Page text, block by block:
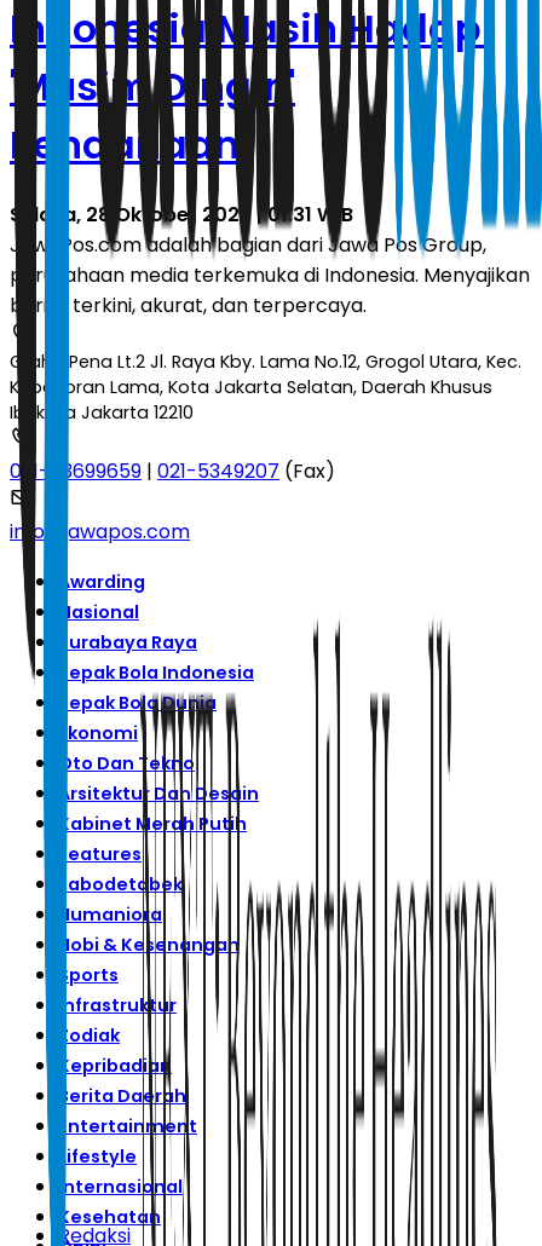
Indonesia Masih Hadapi
'Musim Dingin'
Pendanaan
Selasa, 28 Oktober 2025 | 01.31 WIB
JawaPos.com adalah bagian dari Jawa Pos Group,
perusahaan media terkemuka di Indonesia. Menyajikan
berita terkini, akurat, dan terpercaya.
Graha Pena Lt.2 Jl. Raya Kby. Lama No.12, Grogol Utara, Kec.
Kebayoran Lama, Kota Jakarta Selatan, Daerah Khusus
Ibukota Jakarta 12210
021-53699659 | 021-5349207 (Fax)
info@jawapos.com
Awarding
Nasional
Surabaya Raya
Sepak Bola Indonesia
Sepak Bola Dunia
Ekonomi
Oto Dan Tekno
Arsitektur Dan Desain
Kabinet Merah Putih
Features
Jabodetabek
Humaniora
Hobi & Kesenangan
Sports
Infrastruktur
Zodiak
Kepribadian
Berita Daerah
Entertainment
Lifestyle
Internasional
Kesehatan
Redaksi